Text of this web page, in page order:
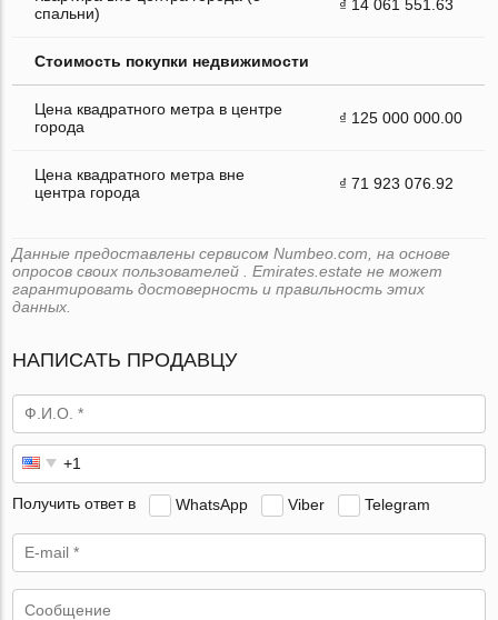
спальни)
₫ 14 061 551.63
Стоимость покупки недвижимости
Цена квадратного метра в центре
города
₫ 125 000 000.00
Цена квадратного метра вне
центра города
₫ 71 923 076.92
Данные предоставлены сервисом Numbeo.com, на основе
опросов своих пользователей . Emirates.estate не может
гарантировать достоверность и правильность этих
данных.
НАПИСАТЬ ПРОДАВЦУ
Получить ответ в WhatsApp Viber Telegram